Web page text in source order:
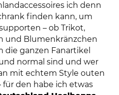
ich denn
finden kann, um
– ob Trikot,
und Blumenkränzchen
die ganzen Fanartikel
normal sind und wer
mit echtem Style outen
für den habe ich etwas